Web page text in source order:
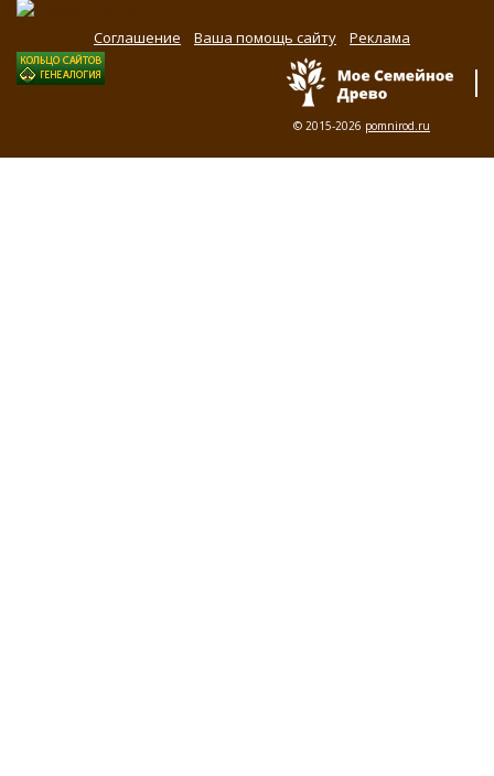
Соглашение Ваша помощь сайту Реклама
© 2015-2026 pomnirod.ru